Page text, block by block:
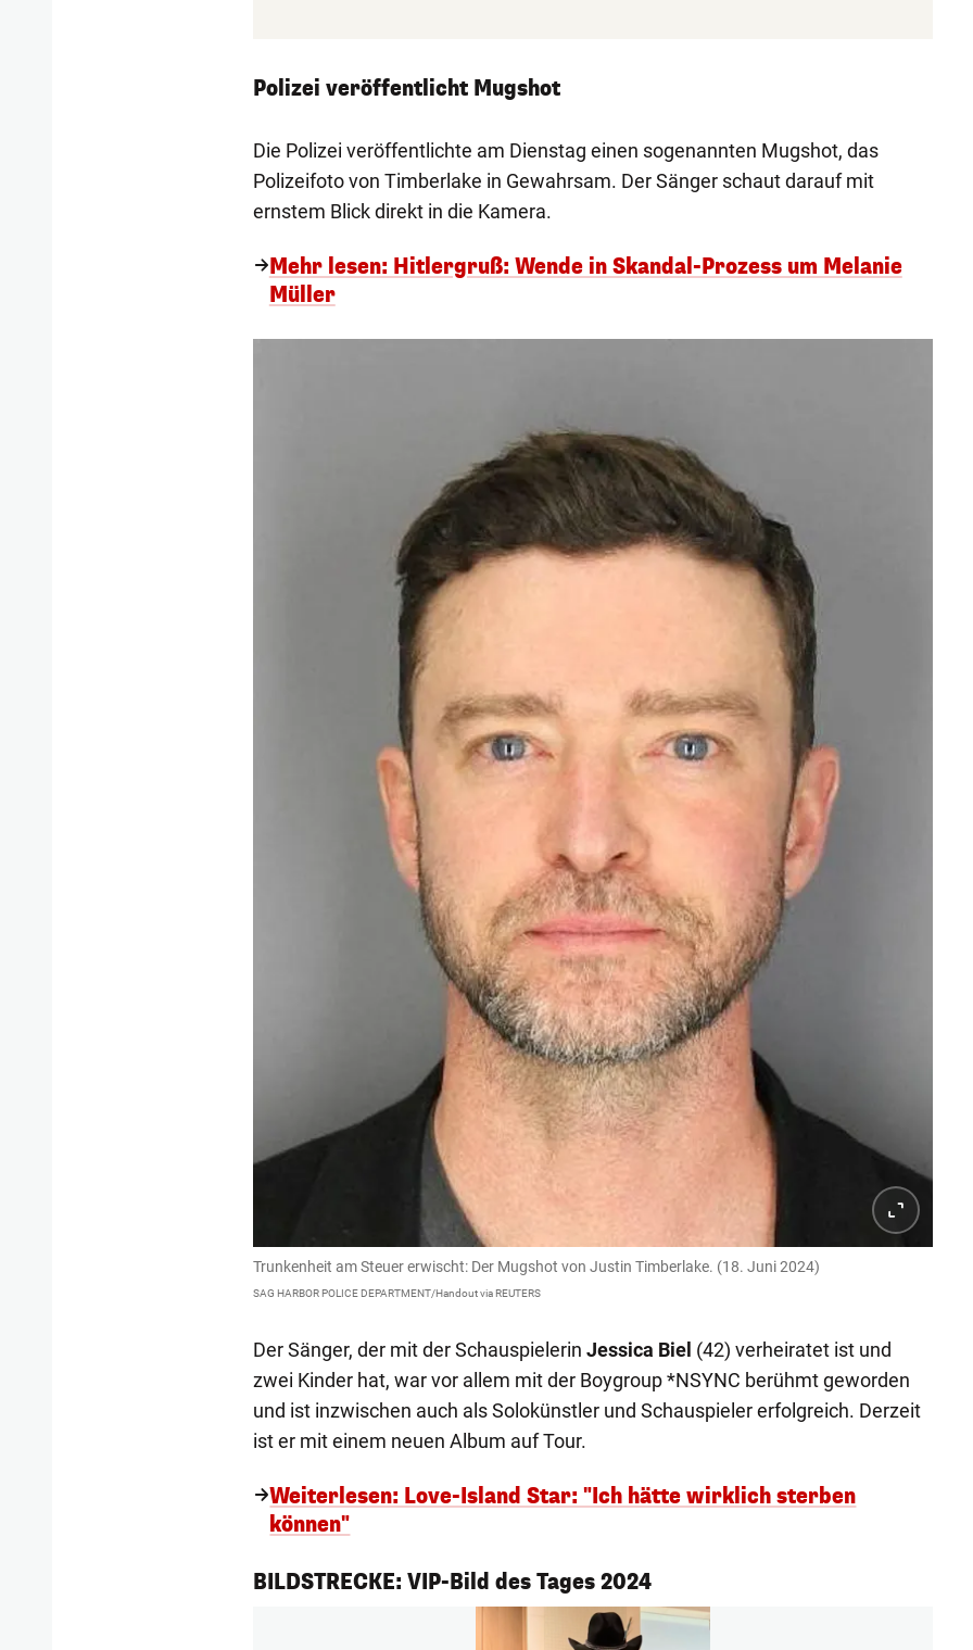
Polizei veröffentlicht Mugshot
Die Polizei veröffentlichte am Dienstag einen sogenannten Mugshot, das
Polizeifoto von Timberlake in Gewahrsam. Der Sänger schaut darauf mit
ernstem Blick direkt in die Kamera.
Mehr lesen: Hitlergruß: Wende in Skandal-Prozess um Melanie
Müller
Trunkenheit am Steuer erwischt: Der Mugshot von Justin Timberlake. (18. Juni 2024)
SAG HARBOR POLICE DEPARTMENT/Handout via REUTERS
Der Sänger, der mit der Schauspielerin Jessica Biel (42) verheiratet ist und
zwei Kinder hat, war vor allem mit der Boygroup *NSYNC berühmt geworden
und ist inzwischen auch als Solokünstler und Schauspieler erfolgreich. Derzeit
ist er mit einem neuen Album auf Tour.
Weiterlesen: Love-Island Star: "Ich hätte wirklich sterben
können"
BILDSTRECKE: VIP-Bild des Tages 2024
1/231